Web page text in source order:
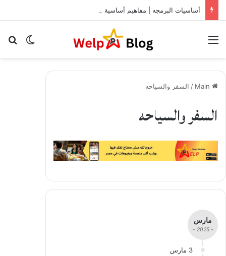
أساسيات البرمجه | مفاهيم أساسية قبل التفكير في العمل كمبرمج
الوضع
/ السفر والسياحه
السفر والسياحه
مارس
- 2025 -
3 مارس